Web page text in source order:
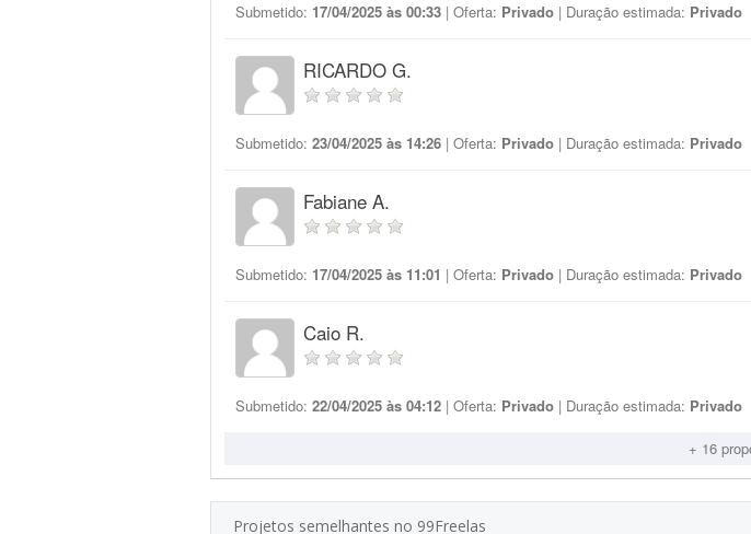
Submetido: 17/04/2025 às 00:33 | Oferta: Privado | Duração estimada: Privado
RICARDO G.
Submetido: 23/04/2025 às 14:26 | Oferta: Privado | Duração estimada: Privado
Fabiane A.
Submetido: 17/04/2025 às 11:01 | Oferta: Privado | Duração estimada: Privado
Caio R.
Submetido: 22/04/2025 às 04:12 | Oferta: Privado | Duração estimada: Privado
+ 16
Projetos semelhantes no 99Freelas